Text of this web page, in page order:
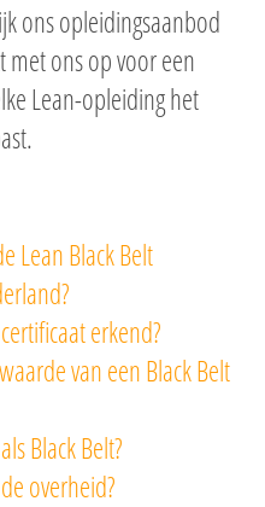
ons opleidingsaanbod
met ons op voor een
Lean-opleiding het
Lean Black Belt
erkend?
van een Black Belt
Black Belt?
overheid?